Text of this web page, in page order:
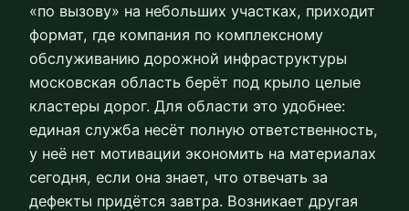
«по вызову» на небольших участках, приходит
формат, где компания по комплексному
обслуживанию дорожной инфраструктуры
московская область берёт под крыло целые
кластеры дорог. Для области это удобнее:
единая служба несёт полную ответственность,
у неё нет мотивации экономить на материалах
сегодня, если она знает, что отвечать за
дефекты придётся завтра. Возникает другая